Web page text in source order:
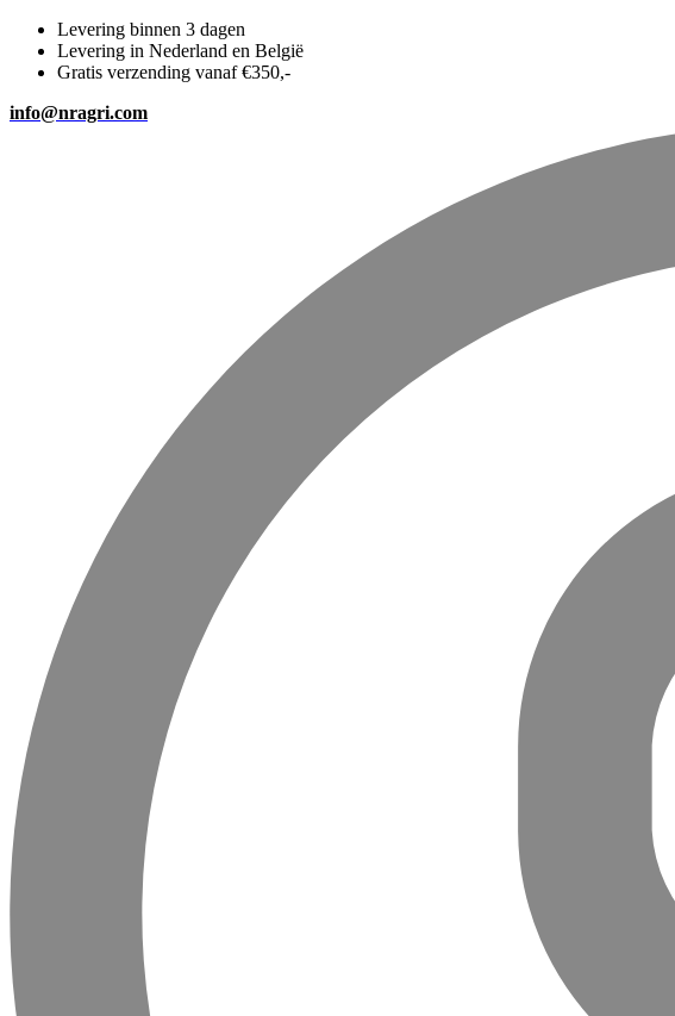
Levering binnen 3 dagen
Levering in Nederland en België
Gratis verzending vanaf €350,-
info@nragri.com